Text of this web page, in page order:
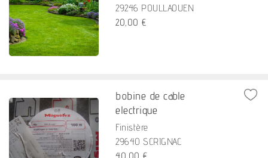
29246 POULLAOUEN
20,00 €
bobine de cable
electrique
Finistère
29640 SCRIGNAC